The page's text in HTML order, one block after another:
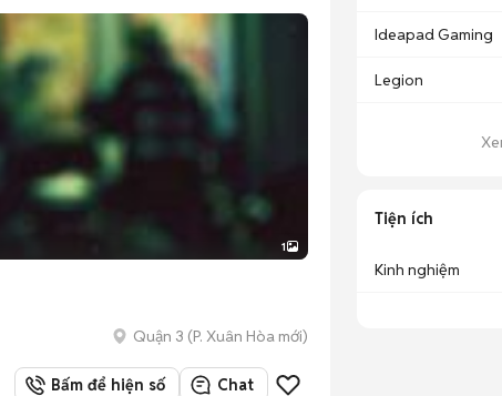
1
Quận 3 (P. Xuân Hòa mới)
Bấm để hiện số Chat
Ideapad Gaming
Legion
Tiện ích
Kinh nghiệm